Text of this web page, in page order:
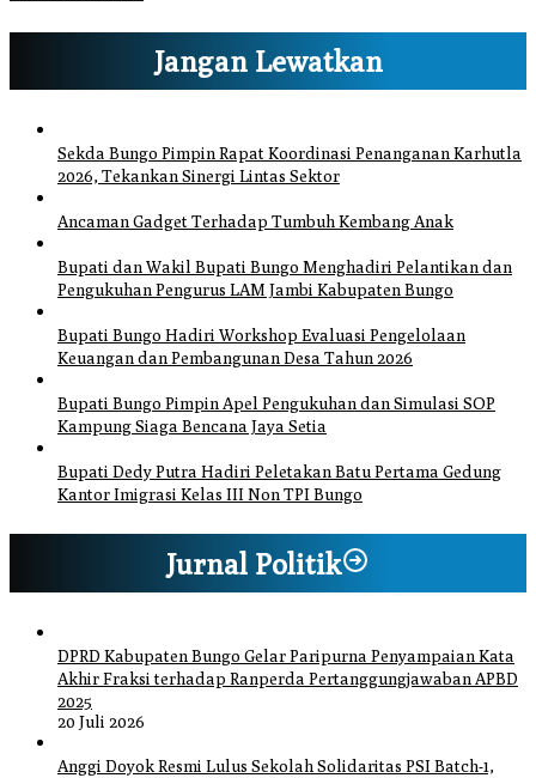
Jangan Lewatkan
Sekda Bungo Pimpin Rapat Koordinasi Penanganan Karhutla
2026, Tekankan Sinergi Lintas Sektor
Ancaman Gadget Terhadap Tumbuh Kembang Anak
Bupati dan Wakil Bupati Bungo Menghadiri Pelantikan dan
Pengukuhan Pengurus LAM Jambi Kabupaten Bungo
Bupati Bungo Hadiri Workshop Evaluasi Pengelolaan
Keuangan dan Pembangunan Desa Tahun 2026
Bupati Bungo Pimpin Apel Pengukuhan dan Simulasi SOP
Kampung Siaga Bencana Jaya Setia
Bupati Dedy Putra Hadiri Peletakan Batu Pertama Gedung
Kantor Imigrasi Kelas III Non TPI Bungo
Jurnal Politik
DPRD Kabupaten Bungo Gelar Paripurna Penyampaian Kata
Akhir Fraksi terhadap Ranperda Pertanggungjawaban APBD
2025
20 Juli 2026
Anggi Doyok Resmi Lulus Sekolah Solidaritas PSI Batch-1,